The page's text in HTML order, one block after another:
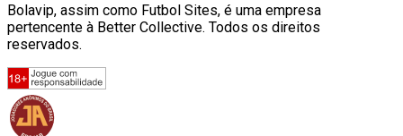
Bolavip, assim como Futbol Sites, é uma empresa
pertencente à Better Collective. Todos os direitos
reservados.